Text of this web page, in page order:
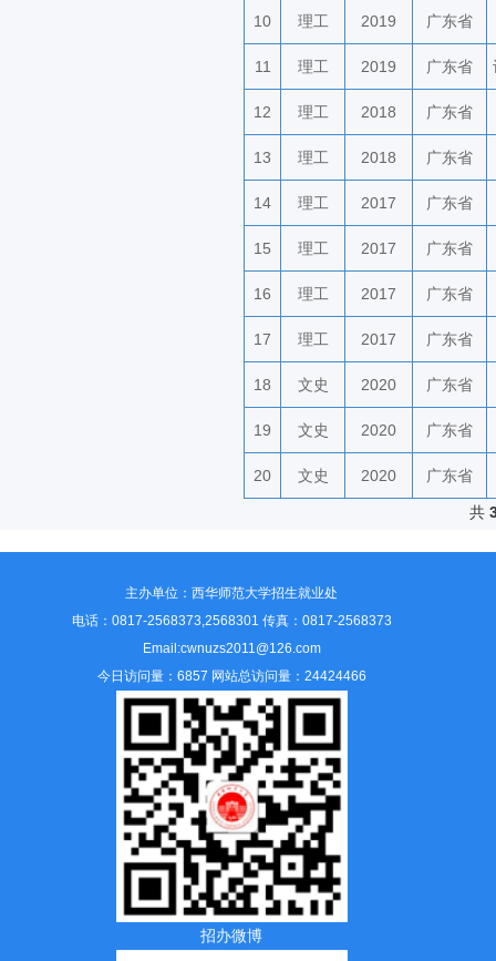
10 理工 2019 广东省
11 理工 2019 广东省
12 理工 2018 广东省
13 理工 2018 广东省
14 理工 2017 广东省
15 理工 2017 广东省
16 理工 2017 广东省
17 理工 2017 广东省
18 文史 2020 广东省
19 文史 2020 广东省
20 文史 2020 广东省
共
主办单位：西华师范大学招生就业处
电话：0817-2568373,2568301 传真：0817-2568373
Email:cwnuzs2011@126.com
今日访问量：6857 网站总访问量：24424466
招办微博